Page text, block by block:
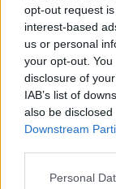
opt-out request
interest-based
us or personal
your opt-out.
disclosure of
IAB’s list of
also be
Downstream
Please note that
Personal
η Χαρά
Στυλιανός
«παρόν»
εκπρόσωποι
lifestyle media.